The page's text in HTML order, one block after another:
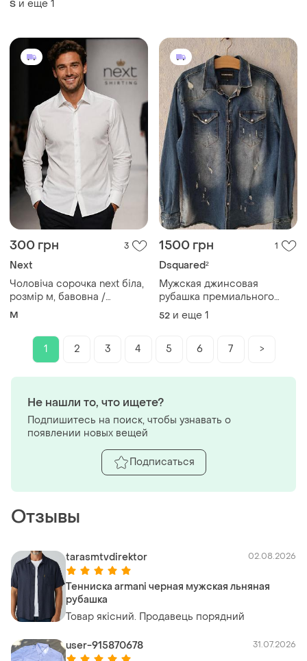
S и еще 1
300 грн 3
Next
Чоловіча сорочка next біла,
розмір м, бавовна /
поліестер
M
1500 грн 1
Dsquared²
Мужская джинсовая
рубашка премиального
итальянского бренда
dsquared2,
52 и еще 1
1 2 3 4 5 6 7 >
Отзывы
tarasmtvdirektor 02.08.2026
Тенниска armani черная мужская льняная
рубашка
Товар якісний. Продавець порядний
user-915870678 31.07.2026
Не нашли то, что ищете?
Подпишитесь на поиск, чтобы узнавать о
появлении новых вещей
Подписаться